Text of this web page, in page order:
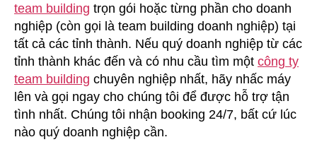
team building trọn gói hoặc từng phần cho doanh
nghiệp (còn gọi là team building doanh nghiệp) tại
tất cả các tỉnh thành. Nếu quý doanh nghiệp từ các
tỉnh thành khác đến và có nhu cầu tìm một công ty
team building chuyên nghiệp nhất, hãy nhấc máy
lên và gọi ngay cho chúng tôi để được hỗ trợ tận
tình nhất. Chúng tôi nhận booking 24/7, bất cứ lúc
nào quý doanh nghiệp cần.